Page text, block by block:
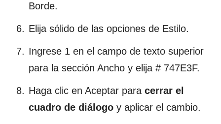
Borde.
Elija sólido de las opciones de Estilo.
Ingrese 1 en el campo de texto superior
para la sección Ancho y elija # 747E3F.
Haga clic en Aceptar para cerrar el
cuadro de diálogo y aplicar el cambio.